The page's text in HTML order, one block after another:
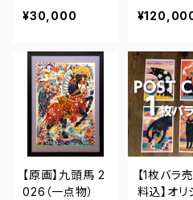
｜エディション・
プリント【A4額
¥30,000
｜エディシ
プリント【
【原画】九頭馬 2
026（一点物）
【1枚バラ
料込】オリ